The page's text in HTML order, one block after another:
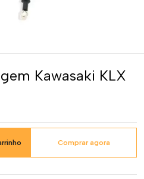
Kawasaki KLX
Comprar agora